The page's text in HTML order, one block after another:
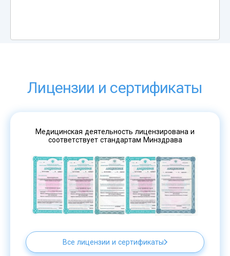
Лицензии и сертификаты
Медицинская деятельность лицензирована и
соответствует стандартам Минздрава
Все лицензии и сертификаты